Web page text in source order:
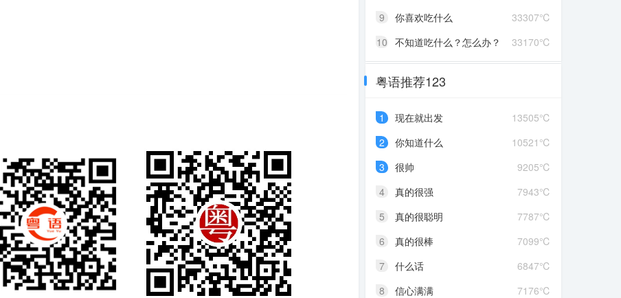
33307℃
9
你喜欢吃什么
33170℃
10 不知道吃什么？怎么办？
粤语推荐123
13505℃
1
现在就出发
10521℃
2
你知道什么
9205℃
3
很帅
7943℃
4
真的很强
7787℃
5
真的很聪明
7099℃
6
真的很棒
6847℃
7
什么话
7176℃
8
信心满满